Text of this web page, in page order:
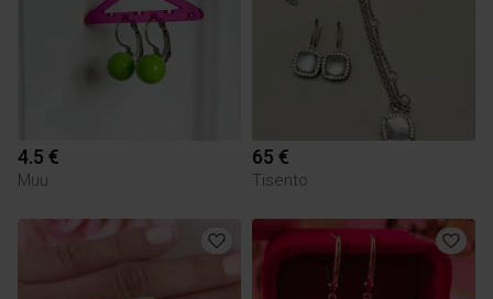
4.5 €
Muu
65 €
Tisento